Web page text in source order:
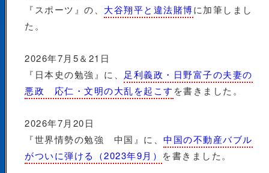
『スポーツ』の、 大谷翔平と違法賭博に加筆しまし
た。
2026年7月5＆21日
『日本史の勉強』に、 足利義政・日野富子の夫妻の
悪政 応仁・文明の大乱を起こす を書きました。
2026年7月20日
『世界情勢の勉強 中国』に、 中国の不動産バブル
がついに弾ける（2023年9月） を書きました。